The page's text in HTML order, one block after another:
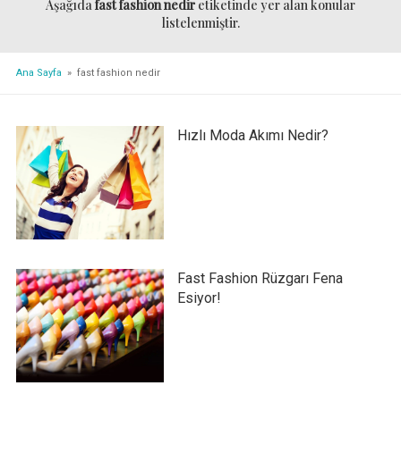
Aşağıdafast fashion nedir etiketinde yer alan konular
listelenmiştir.
Ana Sayfa » fast fashion nedir
Hızlı Moda Akımı Nedir?
Fast Fashion Rüzgarı Fena
Esiyor!